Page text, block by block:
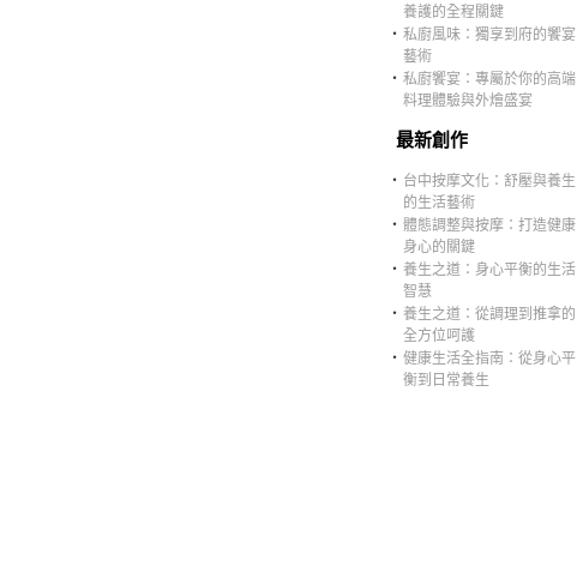
養護的全程關鍵
‧ 私廚風味：獨享到府的饗宴
藝術
‧ 私廚饗宴：專屬於你的高端
料理體驗與外燴盛宴
最新創作
‧ 台中按摩文化：舒壓與養生
的生活藝術
‧ 體態調整與按摩：打造健康
身心的關鍵
‧ 養生之道：身心平衡的生活
智慧
‧ 養生之道：從調理到推拿的
全方位呵護
‧ 健康生活全指南：從身心平
衡到日常養生